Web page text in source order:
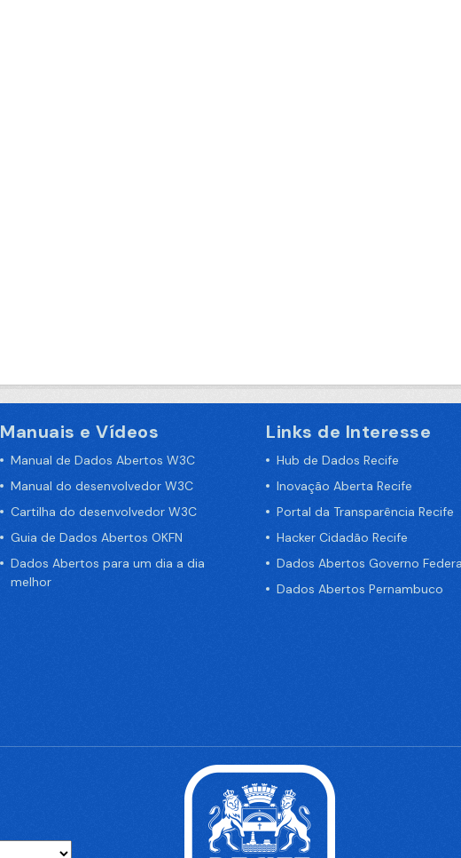
Manuais e Vídeos
Manual de Dados Abertos W3C
Manual do desenvolvedor W3C
Cartilha do desenvolvedor W3C
Guia de Dados Abertos OKFN
Dados Abertos para um dia a dia
melhor
Links de Interesse
Hub de Dados Recife
Inovação Aberta Recife
Portal da Transparência Recife
Hacker Cidadão Recife
Dados Abertos Governo
Dados Abertos Pernambuco